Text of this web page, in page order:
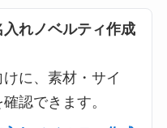
入れノベルティ作成
に、素材・サイ
認できます。